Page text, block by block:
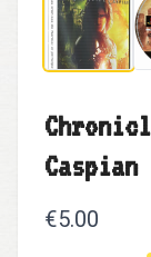
Caspian
€5.00